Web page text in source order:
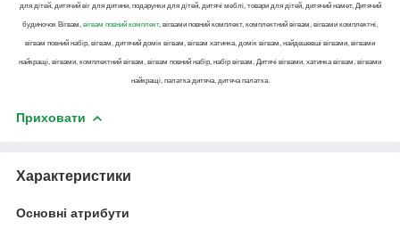
для дітей, дитячий віг для дитини, подарунки для дітей, дитячі меблі, товари для дітей, дитячий намет, Дитячий
будиночок Вігвам, вігвам повний комплект, вігвами повний комплект, комплектний вігвам, вігвами комплектні,
вігвам повний набір, вігвам, дитячий домік вігвам, вігвам хатинка, домік вігвам, найдешевші вігвами, вігвами
найкращі, вігвами, комплектний вігвам, вігвам повний набір, набір вігвам, Дитячі вігвами, хатинка вігвам, вігвами
найкращі, палатка дитяча, дитяча палатка.
Приховати
Характеристики
Основні атрибути